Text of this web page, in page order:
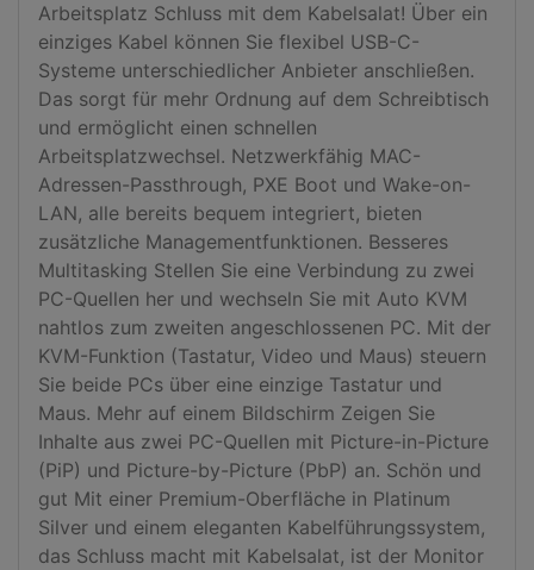
Arbeitsplatz Schluss mit dem Kabelsalat! Über ein
einziges Kabel können Sie flexibel USB-C-
Systeme unterschiedlicher Anbieter anschließen.
Das sorgt für mehr Ordnung auf dem Schreibtisch
und ermöglicht einen schnellen
Arbeitsplatzwechsel. Netzwerkfähig MAC-
Adressen-Passthrough, PXE Boot und Wake-on-
LAN, alle bereits bequem integriert, bieten
zusätzliche Managementfunktionen. Besseres
Multitasking Stellen Sie eine Verbindung zu zwei
PC-Quellen her und wechseln Sie mit Auto KVM
nahtlos zum zweiten angeschlossenen PC. Mit der
KVM-Funktion (Tastatur, Video und Maus) steuern
Sie beide PCs über eine einzige Tastatur und
Maus. Mehr auf einem Bildschirm Zeigen Sie
Inhalte aus zwei PC-Quellen mit Picture-in-Picture
(PiP) und Picture-by-Picture (PbP) an. Schön und
gut Mit einer Premium-Oberfläche in Platinum
Silver und einem eleganten Kabelführungssystem,
das Schluss macht mit Kabelsalat, ist der Monitor